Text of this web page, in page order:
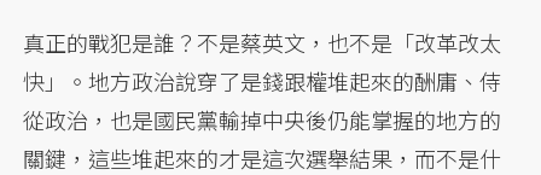
真正的戰犯是誰？不是蔡英文，也不是「改革改太
快」。地方政治說穿了是錢跟權堆起來的酬庸、侍
從政治，也是國民黨輸掉中央後仍能掌握的地方的
關鍵，這些堆起來的才是這次選舉結果，而不是什